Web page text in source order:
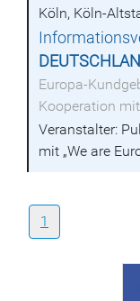
Köln, Köln-
Europa-
Kooperation mit
Veranstalter:
mit „We are
1